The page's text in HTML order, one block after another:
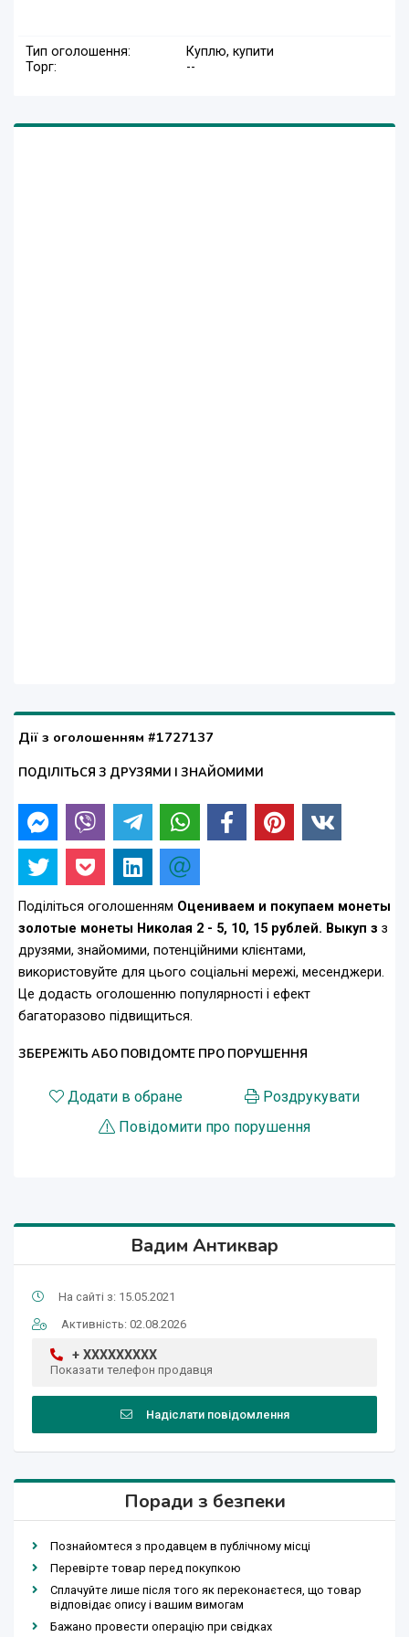
Тип оголошення:
Куплю, купити
Торг:
--
Дії з оголошенням #1727137
ПОДІЛІТЬСЯ З ДРУЗЯМИ І ЗНАЙОМИМИ
Поділіться оголошенням Оцениваем и покупаем монеты
золотые монеты Николая 2 - 5, 10, 15 рублей. Выкуп з з
друзями, знайомими, потенційними клієнтами,
використовуйте для цього соціальні мережі, месенджери.
Це додасть оголошенню популярності і ефект
багаторазово підвищиться.
ЗБЕРЕЖІТЬ АБО ПОВІДОМТЕ ПРО ПОРУШЕННЯ
Додати в обране
Роздрукувати
Повідомити про порушення
Вадим Антиквар
На сайті з: 15.05.2021
Активність: 02.08.2026
+ XXXXXXXXX
Показати телефон продавця
Надіслати повідомлення
Поради з безпеки
Познайомтеся з продавцем в публічному місці
Перевірте товар перед покупкою
Сплачуйте лише після того як переконаєтеся, що товар
відповідає опису і вашим вимогам
Бажано провести операцію при свідках